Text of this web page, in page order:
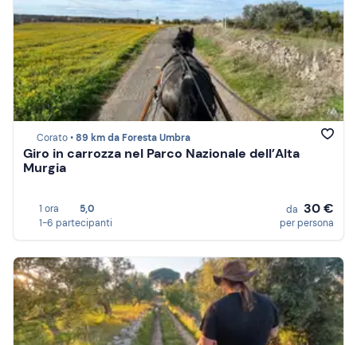
Corato •89 km da Foresta Umbra
Giro in carrozza nel Parco Nazionale dell’Alta
Murgia
1 ora
5,0
1-6 partecipanti
da 30 €
per persona